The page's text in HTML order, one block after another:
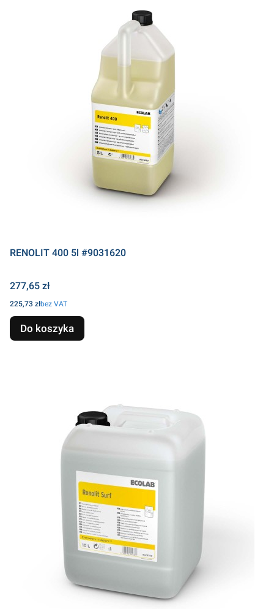
RENOLIT 400 5l #9031620
Cena
277,65 zł
Cena
225,73 złbez VAT
Do koszyka